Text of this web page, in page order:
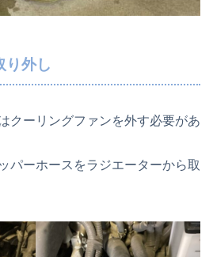
り外し
クーリングファンを外す必要があ
パーホースをラジエーターから取